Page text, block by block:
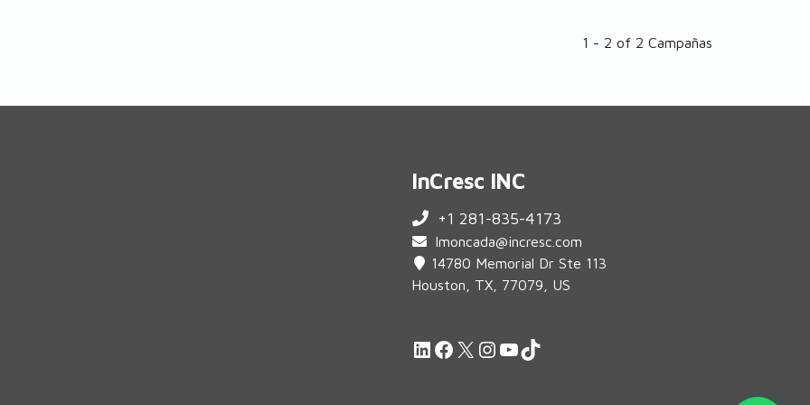
1 - 2 of 2 Campañas
InCresc INC
+1 281-835-4173
lmoncada@incresc.com
14780 Memorial Dr Ste 113
Houston, TX, 77079, US
LinkedIn
Facebook
X Instagram
YouTube
TikTok